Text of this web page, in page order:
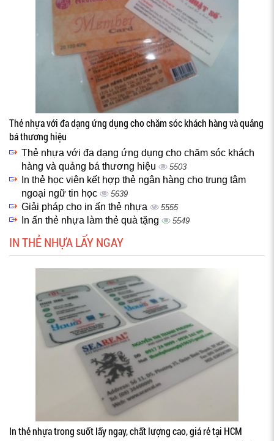
Thẻ nhựa với đa dạng ứng dụng cho chăm sóc khách hàng và quảng
bá thương hiệu
Thẻ nhựa với đa dạng ứng dụng cho chăm sóc khách
hàng và quảng bá thương hiệu
5503
In thẻ học viên kết hợp thẻ ngân hàng cho trung tâm
ngoại ngữ tin học
5639
Giải pháp cho in ấn thẻ nhựa 5555
In ấn thẻ nhựa làm thẻ quà tặng 5549
IN THẺ NHỰA LẤY NGAY
In thẻ nhựa trong suốt lấy ngay, chất lượng cao, giá rẻ tại HCM